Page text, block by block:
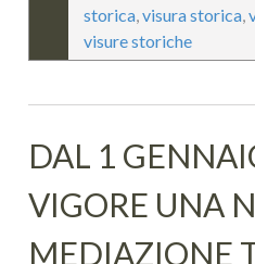
storica,visura storica,
visure storiche
DAL 1
VIGORE UNA
MEDIAZIONE